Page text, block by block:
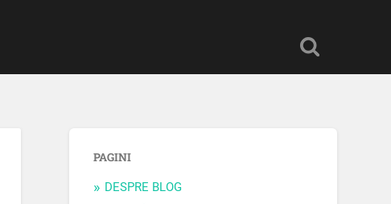
PAGINI
DESPRE BLOG